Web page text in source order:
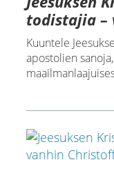
todistajia –
Kuuntele
apostolien